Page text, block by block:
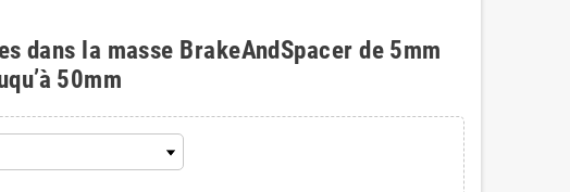
dans la masse BrakeAndSpacer de 5mm
50mm